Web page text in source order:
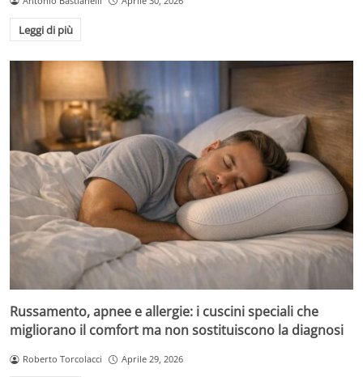
Leggi di più
Russamento, apnee e allergie: i cuscini speciali che
migliorano il comfort ma non sostituiscono la diagnosi
Roberto Torcolacci Aprile 29, 2026